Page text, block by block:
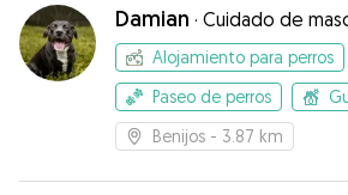
Damian · Cuidado de
Alojamiento para perros
Paseo de perros
Benijos - 3.87 km